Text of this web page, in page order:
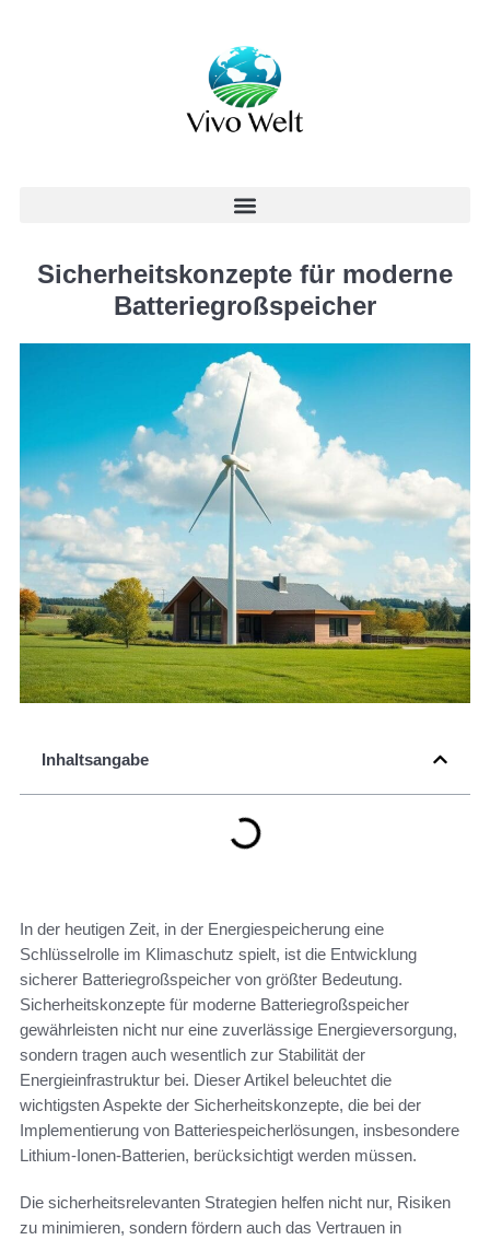
Sicherheitskonzepte für moderne
Batteriegroßspeicher
Inhaltsangabe
In der heutigen Zeit, in der Energiespeicherung eine
Schlüsselrolle im Klimaschutz spielt, ist die Entwicklung
sicherer Batteriegroßspeicher von größter Bedeutung.
Sicherheitskonzepte für moderne Batteriegroßspeicher
gewährleisten nicht nur eine zuverlässige Energieversorgung,
sondern tragen auch wesentlich zur Stabilität der
Energieinfrastruktur bei. Dieser Artikel beleuchtet die
wichtigsten Aspekte der Sicherheitskonzepte, die bei der
Implementierung von Batteriespeicherlösungen, insbesondere
Lithium-Ionen-Batterien, berücksichtigt werden müssen.
Die sicherheitsrelevanten Strategien helfen nicht nur, Risiken
zu minimieren, sondern fördern auch das Vertrauen in